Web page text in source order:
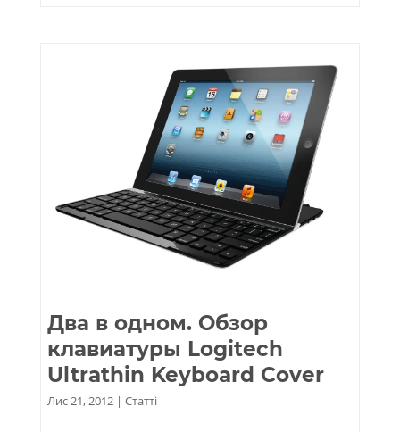
Два в одном. Обзор
клавиатуры Logitech
Ultrathin Keyboard Cover
Лис 21, 2012| Статті